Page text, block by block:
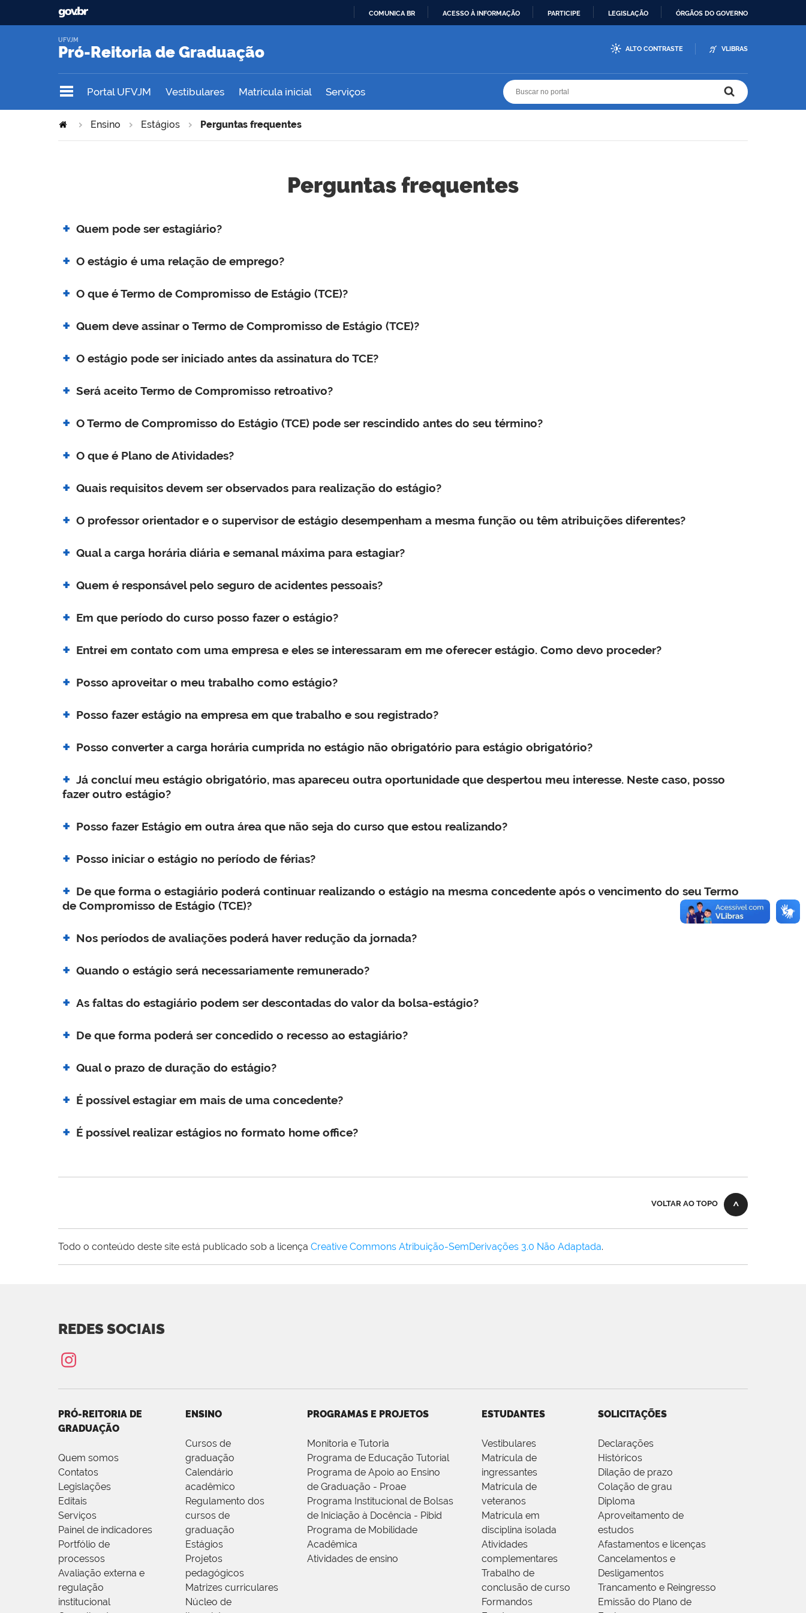
COMUNICA BR ACESSO À INFORMAÇÃO PARTICIPE LEGISLAÇÃO ÓRGÃOS DO GOVERNO
Pró-Reitoria de Graduação
UFVJM
ALTO CONTRASTE VLIBRAS
Portal UFVJM Vestibulares Matrícula inicial Serviços
Ensino Estágios Perguntas frequentes
Perguntas frequentes
Quem pode ser estagiário?
O estágio é uma relação de emprego?
O que é Termo de Compromisso de Estágio (TCE)?
Quem deve assinar o Termo de Compromisso de Estágio (TCE)?
O estágio pode ser iniciado antes da assinatura do TCE?
Será aceito Termo de Compromisso retroativo?
O Termo de Compromisso do Estágio (TCE) pode ser rescindido antes do seu término?
O que é Plano de Atividades?
Quais requisitos devem ser observados para realização do estágio?
O professor orientador e o supervisor de estágio desempenham a mesma função ou têm atribuições diferentes?
Qual a carga horária diária e semanal máxima para estagiar?
Quem é responsável pelo seguro de acidentes pessoais?
Em que período do curso posso fazer o estágio?
Entrei em contato com uma empresa e eles se interessaram em me oferecer estágio. Como devo proceder?
Posso aproveitar o meu trabalho como estágio?
Posso fazer estágio na empresa em que trabalho e sou registrado?
Posso converter a carga horária cumprida no estágio não obrigatório para estágio obrigatório?
Já concluí meu estágio obrigatório, mas apareceu outra oportunidade que despertou meu interesse. Neste caso, posso
fazer outro estágio?
Posso fazer Estágio em outra área que não seja do curso que estou realizando?
Posso iniciar o estágio no período de férias?
De que forma o estagiário poderá continuar realizando o estágio na mesma concedente após o vencimento do seu Termo
de Compromisso de Estágio (TCE)?
Nos períodos de avaliações poderá haver redução da jornada?
Quando o estágio será necessariamente remunerado?
As faltas do estagiário podem ser descontadas do valor da bolsa-estágio?
De que forma poderá ser concedido o recesso ao estagiário?
Qual o prazo de duração do estágio?
É possível estagiar em mais de uma concedente?
É possível realizar estágios no formato home office?
VOLTAR AO TOPO
Todo o conteúdo deste site está publicado sob a licença Creative Commons Atribuição-SemDerivações 3.0 Não Adaptada.
REDES SOCIAIS
PRÓ-REITORIA DE
GRADUAÇÃO
Quem somos
Contatos
Legislações
Editais
Serviços
Painel de indicadores
Portfólio de
processos
Avaliação externa e
regulação
institucional
ENSINO
Cursos de
graduação
Calendário
acadêmico
Regulamento dos
cursos de
graduação
Estágios
Projetos
pedagógicos
Matrizes curriculares
Núcleo de
PROGRAMAS E PROJETOS
Monitoria e Tutoria
Programa de Educação Tutorial
Programa de Apoio ao Ensino
de Graduação - Proae
Programa Institucional de Bolsas
de Iniciação à Docência - Pibid
Programa de Mobilidade
Acadêmica
Atividades de ensino
ESTUDANTES
Vestibulares
Matrícula de
ingressantes
Matrícula de
veteranos
Matrícula em
disciplina isolada
Atividades
complementares
Trabalho de
conclusão de curso
Formandos
SOLICITAÇÕES
Declarações
Históricos
Dilação de prazo
Colação de grau
Diploma
Aproveitamento de
estudos
Afastamentos e licenças
Cancelamentos e
Desligamentos
Trancamento e Reingresso
Emissão do Plano de